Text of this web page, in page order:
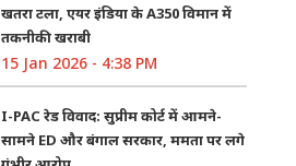
खतरा टला, एयर इंडिया के A350 विमान में
तकनीकी खराबी
15 Jan 2026 - 4:38 PM
I-PAC रेड विवाद: सुप्रीम कोर्ट में आमने-
सामने ED और बंगाल सरकार, ममता पर लगे